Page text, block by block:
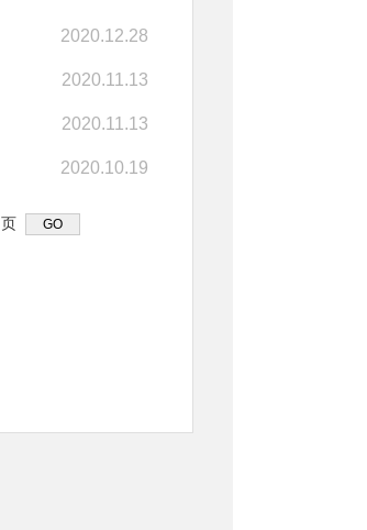
2020.12.28
2020.11.13
2020.11.13
2020.10.19
页